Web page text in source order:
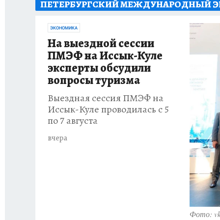
РЕКЛАМА НА САЙТЕ ПУТЕВОДИТЕЛЬ ПО
ПЕТЕРБУРГСКИЙ МЕЖДУНАРОДНЫЙ
Фото:
ЭКОНОМИКА
На выездной сессии
ПМЭФ на Иссык-Куле
эксперты обсудили
вопросы туризма
Выездная сессия ПМЭФ на
Иссык-Куле проводилась с 5
по 7 августа
вчера